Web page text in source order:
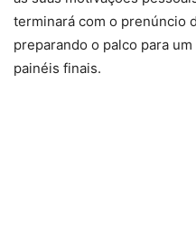
terminará com o prenúncio
preparando o palco para
painéis finais.